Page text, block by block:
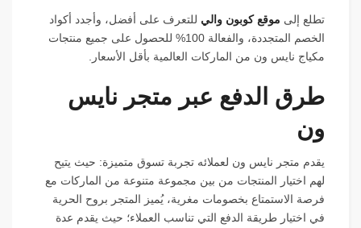
تطلع إلى موقع كوبون والي للتعرف على أفضل، وأجدد أكواد
الخصم المتجددة، والفعالة 100% للحصول على جميع منتجات
مكياج نايس ون من الماركات العالمية بأقل الأسعار.
طرق الدفع عبر متجر نايس
ون
يقدم متجر نايس ون لعملائه تجربة تسوق متميزة: حيث يتيح
لهم اختيار المنتجات من بين مجموعة متنوعة من الماركات مع
فرصة الاستمتاع بخصومات مغرية، يُميز المتجر بروح الحرية
في اختيار طريقة الدفع التي تناسب العملاء؛ حيث يقدم عدة